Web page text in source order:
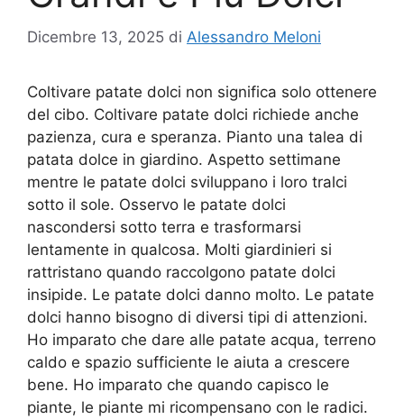
Dicembre 13, 2025 di Alessandro Meloni
Coltivare patate dolci non significa solo ottenere
del cibo. Coltivare patate dolci richiede anche
pazienza, cura e speranza. Pianto una talea di
patata dolce in giardino. Aspetto settimane
mentre le patate dolci sviluppano i loro tralci
sotto il sole. Osservo le patate dolci
nascondersi sotto terra e trasformarsi
lentamente in qualcosa. Molti giardinieri si
rattristano quando raccolgono patate dolci
insipide. Le patate dolci danno molto. Le patate
dolci hanno bisogno di diversi tipi di attenzioni.
Ho imparato che dare alle patate acqua, terreno
caldo e spazio sufficiente le aiuta a crescere
bene. Ho imparato che quando capisco le
piante, le piante mi ricompensano con le radici.